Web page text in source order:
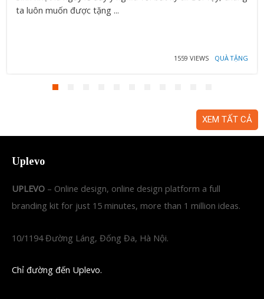
ta luôn muốn được tặng ...
1559 VIEWS QUÀ TẶNG
XEM TẤT CẢ
Uplevo
UPLEVO – Online design, online design platform a full
branding kit for just 15 minutes, more than 1 million ideas.
10/1194 Đường Láng, Đống Đa, Hà Nội.
Chỉ đường đến Uplevo.